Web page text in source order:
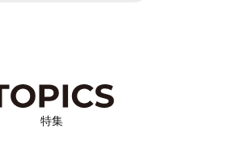
特集